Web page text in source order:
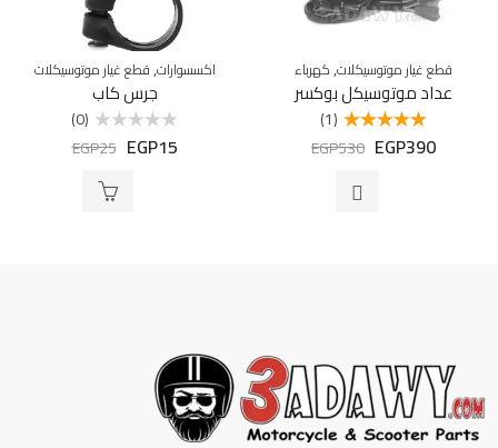
قطع غيار موتوسيكلات,كهرباء
عداد موتوسيكل بوكسر
5.00من 5
(1)
EGP390
EGP530
اكسسوارات,قطع غيار موتوسيكلات
جرس كاب
التقييم
(0)
EGP15
EGP25